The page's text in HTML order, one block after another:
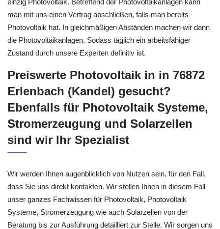
Lieferung der Photovoltaikanlagen. Bei uns bekommt man nicht
einzig Photovoltaik. Betreffend der Photovoltaikanlagen kann
man mit uns einen Vertrag abschließen, falls man bereits
Photovoltaik hat. In gleichmäßigen Abständen machen wir dann
Zustand durch unsere Experten definitiv ist.
Preiswerte Photovoltaik in in 76872
Erlenbach (Kandel) gesucht?
Ebenfalls für Photovoltaik Systeme,
Stromerzeugung und Solarzellen
Wir werden Ihnen augenblicklich von Nutzen sein, für den Fall,
dass Sie uns direkt kontakten. Wir stellen Ihnen in diesem Fall
unser ganzes Fachwissen für Photovoltaik, Photovoltaik